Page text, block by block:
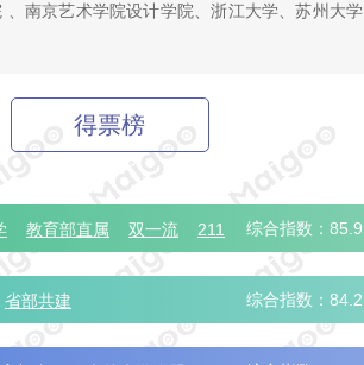
南京艺术学院设计学院、浙江大学、苏州大学
得票榜
教育部直属 双一流 211 综合指数：85.9
省部共建 综合指数：84.2